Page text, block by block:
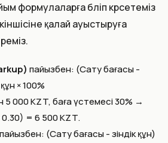
формулаларға бөліп көрсетеміз
қалай ауыстыруға
пайызбен: (Сату бағасы -
құн × 100%
5 000 KZT, баға үстемесі 30% →
0.30) = 6 500 KZT.
пайызбен: (Сату бағасы - Өзіндік құн)